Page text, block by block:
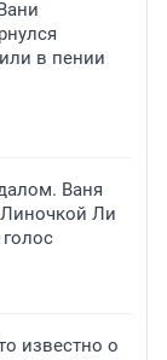
в пении
Ваня
Ли
известно о